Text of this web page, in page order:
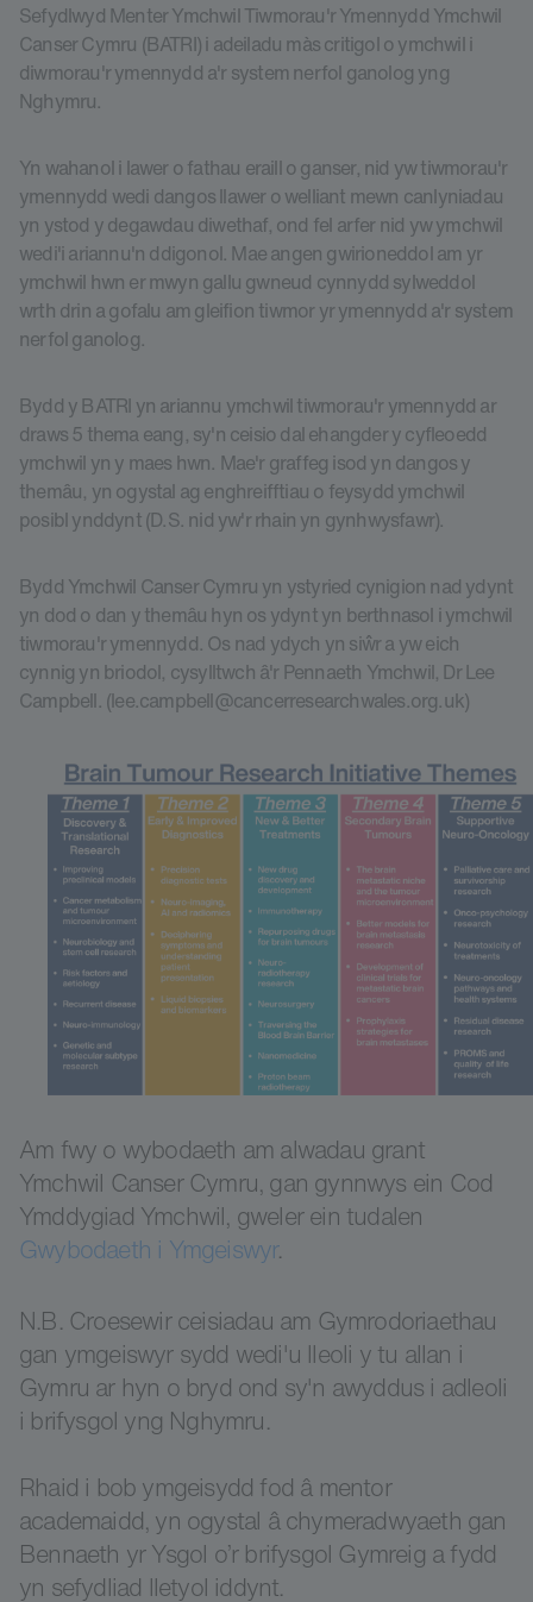
Sefydlwyd Menter Ymchwil Tiwmorau'r Ymennydd Ymchwil
Canser Cymru (BATRI) i adeiladu màs critigol o ymchwil i
diwmorau'r ymennydd a'r system nerfol ganolog yng
Nghymru.
Yn wahanol i lawer o fathau eraill o ganser, nid yw tiwmorau'r
ymennydd wedi dangos llawer o welliant mewn canlyniadau
yn ystod y degawdau diwethaf, ond fel arfer nid yw ymchwil
wedi'i ariannu'n ddigonol. Mae angen gwirioneddol am yr
ymchwil hwn er mwyn gallu gwneud cynnydd sylweddol
wrth drin a gofalu am gleifion tiwmor yr ymennydd a'r system
nerfol ganolog.
Bydd y BATRI yn ariannu ymchwil tiwmorau'r ymennydd ar
draws 5 thema eang, sy'n ceisio dal ehangder y cyfleoedd
ymchwil yn y maes hwn. Mae'r graffeg isod yn dangos y
themâu, yn ogystal ag enghreifftiau o feysydd ymchwil
posibl ynddynt (D.S. nid yw'r rhain yn gynhwysfawr).
Bydd Ymchwil Canser Cymru yn ystyried cynigion nad ydynt
yn dod o dan y themâu hyn os ydynt yn berthnasol i ymchwil
tiwmorau'r ymennydd. Os nad ydych yn siŵr a yw eich
cynnig yn briodol, cysylltwch â'r Pennaeth Ymchwil, Dr Lee
Campbell. (lee.campbell@cancerresearchwales.org.uk)
Am fwy o wybodaeth am alwadau grant
Ymchwil Canser Cymru, gan gynnwys ein Cod
Ymddygiad Ymchwil, gweler ein tudalen
Gwybodaeth i Ymgeiswyr.
N.B. Croesewir ceisiadau am Gymrodoriaethau
gan ymgeiswyr sydd wedi'u lleoli y tu allan i
Gymru ar hyn o bryd ond sy'n awyddus i adleoli
i brifysgol yng Nghymru.
Rhaid i bob ymgeisydd fod â mentor
academaidd, yn ogystal â chymeradwyaeth gan
Bennaeth yr Ysgol o’r brifysgol Gymreig a fydd
yn sefydliad lletyol iddynt.